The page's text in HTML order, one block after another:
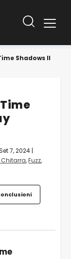
Shadows II
7, 2024 |
Chitarra,Fuzz,